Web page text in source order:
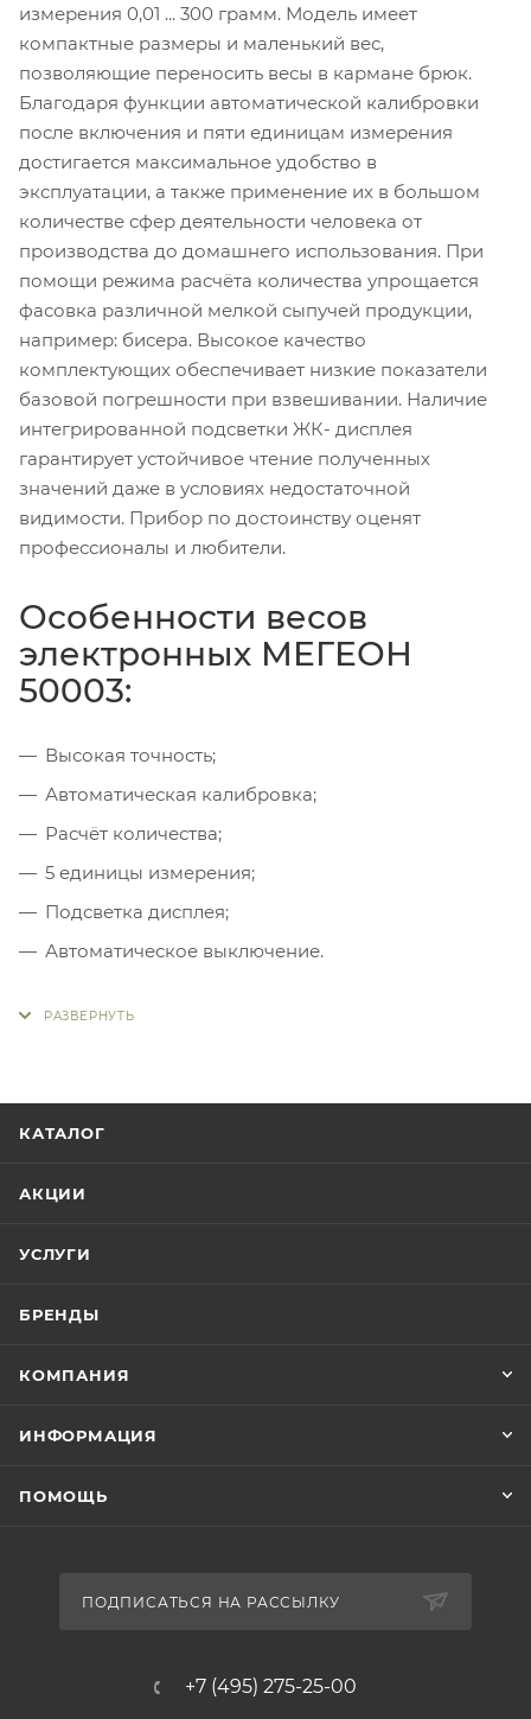
измерения 0,01 ... 300 грамм. Модель имеет
компактные размеры и маленький вес,
позволяющие переносить весы в кармане брюк.
Благодаря функции автоматической калибровки
после включения и пяти единицам измерения
достигается максимальное удобство в
эксплуатации, а также применение их в большом
количестве сфер деятельности человека от
производства до домашнего использования. При
помощи режима расчёта количества упрощается
фасовка различной мелкой сыпучей продукции,
например: бисера. Высокое качество
комплектующих обеспечивает низкие показатели
базовой погрешности при взвешивании. Наличие
интегрированной подсветки ЖК- дисплея
гарантирует устойчивое чтение полученных
значений даже в условиях недостаточной
видимости. Прибор по достоинству оценят
профессионалы и любители.
Особенности весов
электронных МЕГЕОН
50003:
Высокая точность;
Автоматическая калибровка;
Расчёт количества;
5 единицы измерения;
Подсветка дисплея;
Автоматическое выключение.
КАТАЛОГ
АКЦИИ
УСЛУГИ
БРЕНДЫ
КОМПАНИЯ
ИНФОРМАЦИЯ
ПОМОЩЬ
ПОДПИСАТЬСЯ НА РАССЫЛКУ
+7 (495) 275-25-00